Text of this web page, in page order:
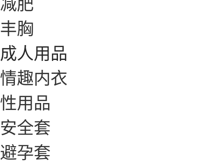
丰胸
成人用品
情趣内衣
性用品
安全套
避孕套